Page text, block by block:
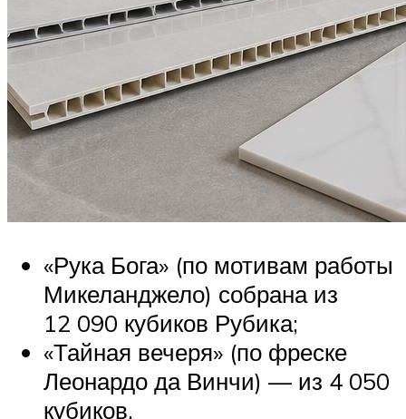
«Рука Бога» (по мотивам работы
Микеланджело) собрана из
12 090 кубиков Рубика;
«Тайная вечеря» (по фреске
Леонардо да Винчи) — из 4 050
кубиков.